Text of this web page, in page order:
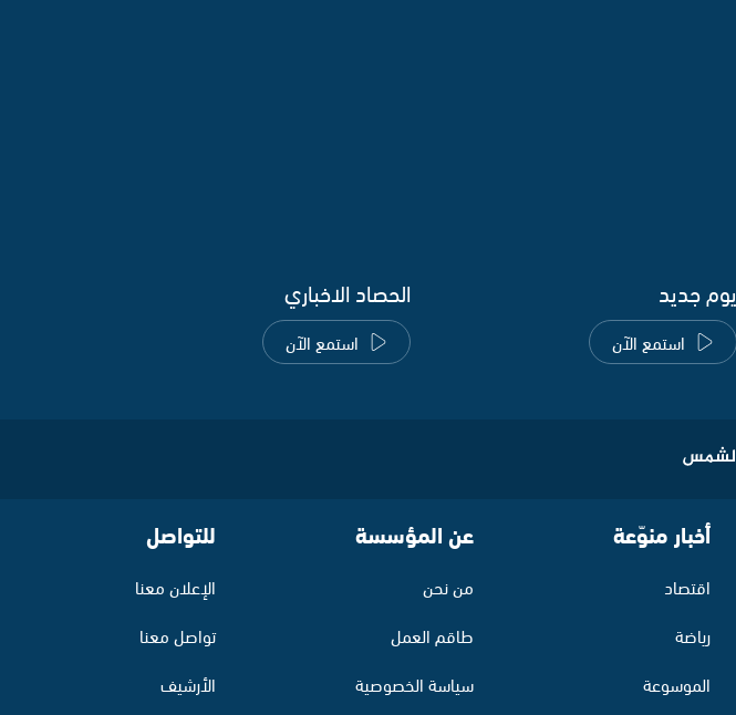
يوم جديد
استمع الآن
الحصاد الاخباري
استمع الآن
أخبار منوّعة
اقتصاد
رياضة
الموسوعة
عن المؤسسة
من نحن
طاقم العمل
سياسة الخصوصية
للتواصل
الإعلان معنا
تواصل معنا
الأرشيف